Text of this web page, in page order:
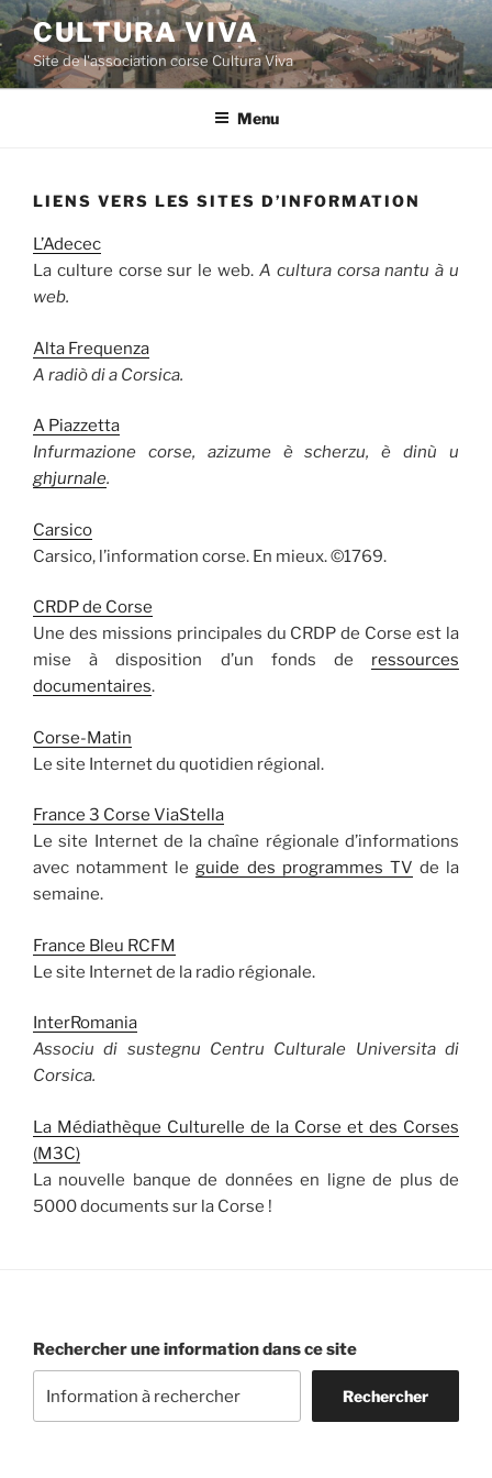
Aller
au
contenu
principal
CULTURA VIVA
Site de l'association corse Cultura Viva
Menu
LIENS VERS LES SITES D’INFORMATION
L’Adecec
La culture corse sur le web. A cultura corsa nantu à u
web.
Alta Frequenza
A radiò di a Corsica.
A Piazzetta
Infurmazione corse, azizume è scherzu, è dinù u
ghjurnale.
Carsico
Carsico, l’information corse. En mieux. ©1769.
CRDP de Corse
Une des missions principales du CRDP de Corse est la
mise à disposition d’un fonds de ressources
documentaires.
Corse-Matin
Le site Internet du quotidien régional.
France 3 Corse ViaStella
Le site Internet de la chaîne régionale d’informations
avec notamment leguide des programmes TV de la
semaine.
France Bleu RCFM
Le site Internet de la radio régionale.
InterRomania
Associu di sustegnu Centru Culturale Universita di
Corsica.
La Médiathèque Culturelle de la Corse et des Corses
(M3C)
La nouvelle banque de données en ligne de plus de
5000 documents sur la Corse !
Rechercher une information dans ce site
Rechercher